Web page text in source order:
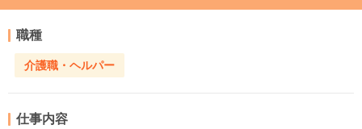
職種
介護職・ヘルパー
仕事内容